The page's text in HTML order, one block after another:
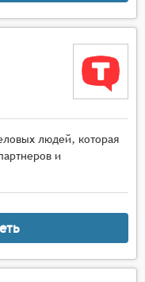
в курсе
сети.
могут
и объявления,
и деятельностью.
сети важным
людей, которая
и